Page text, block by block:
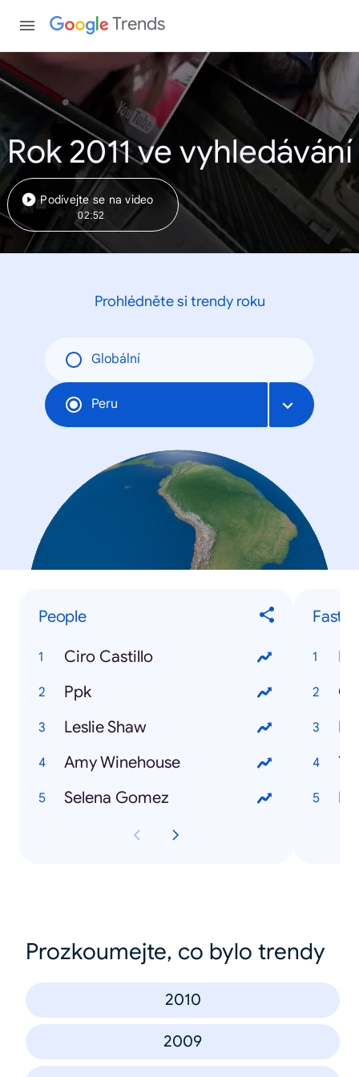
Trends
Rok 2011 ve vyhledávání
Podívejte se na video
02:52
Prohlédněte si trendy roku
Globální
Peru
People
Ciro Castillo
Ppk
Leslie Shaw
Amy Winehouse
Selena Gomez
Prozkoumejte, co bylo trendy
2010
2009